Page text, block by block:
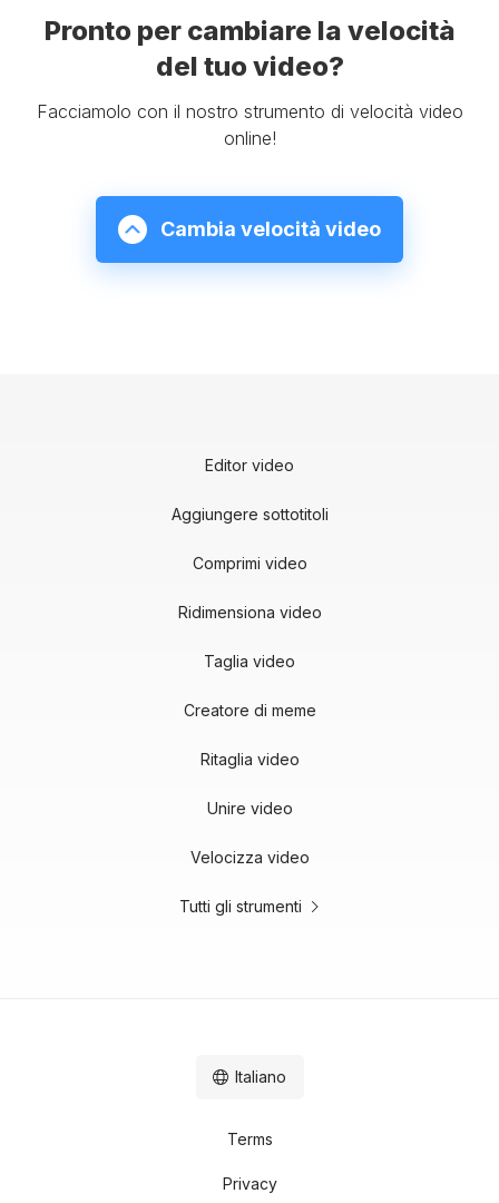
Pronto per cambiare la velocità
del tuo video?
Facciamolo con il nostro strumento di velocità video
online!
Cambia velocità video
Editor video
Aggiungere sottotitoli
Comprimi video
Ridimensiona video
Taglia video
Creatore di meme
Ritaglia video
Unire video
Velocizza video
Tutti gli strumenti
Terms
Privacy
Italiano